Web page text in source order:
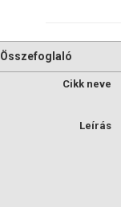
Összefoglaló
Cikk neve
Leírás